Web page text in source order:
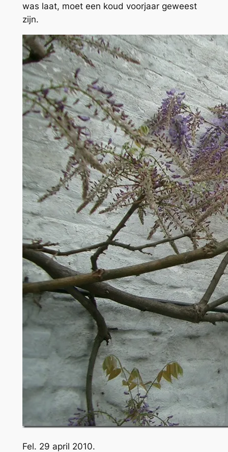
was laat, moet een koud voorjaar geweest
zijn.
Fel. 29 april 2010.